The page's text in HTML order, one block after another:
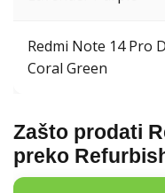
Redmi Note 14 Pro
Coral Green
Zašto prodati
preko